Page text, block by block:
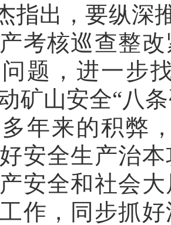
指出，要纵深
考核巡查整
题，进一步
矿山安全“八
年来的积弊
安全生产治
安全和社会
作，同步抓